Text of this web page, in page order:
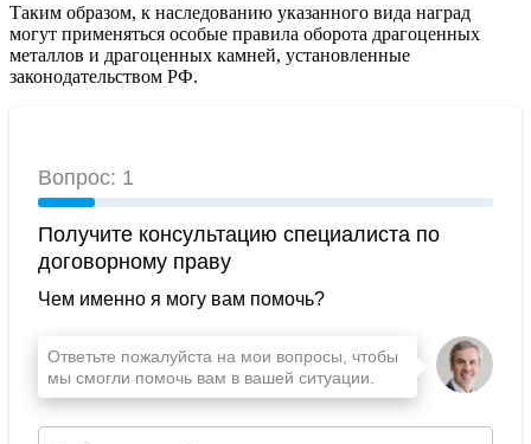
Таким образом, к наследованию указанного вида наград
могут применяться особые правила оборота драгоценных
металлов и драгоценных камней, установленные
законодательством РФ.